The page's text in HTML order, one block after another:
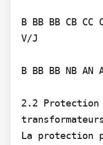
B BB BB CB CC
V/J
B BB BB NB AN
2.2 Protection
La protection